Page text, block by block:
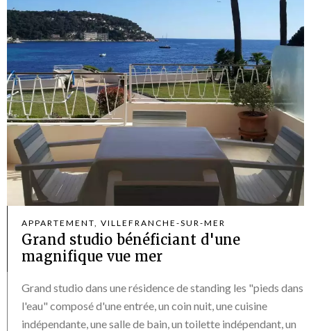
APPARTEMENT, VILLEFRANCHE-SUR-MER
Grand studio bénéficiant d'une
magnifique vue mer
Grand studio dans une résidence de standing les "pieds dans
l'eau" composé d'une entrée, un coin nuit, une cuisine
indépendante, une salle de bain, un toilette indépendant, un